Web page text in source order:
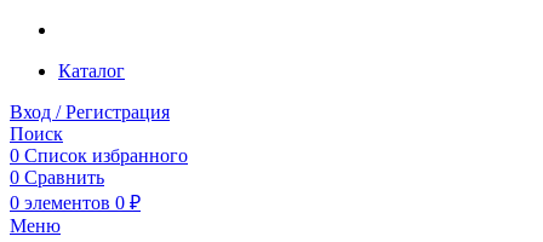
Каталог
Вход / Регистрация
Поиск
0 Список избранного
0 Сравнить
0 элементов 0 ₽
Меню